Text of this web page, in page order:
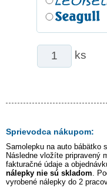
ks
Sprievodca nákupom:
Samolepku na auto bábätko
Následne vložíte pripravený
fakturačné údaje a
nálepky nie sú skladom .
vyrobené nálepky do 2